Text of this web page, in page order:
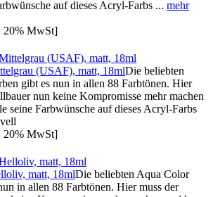
auf dieses Acryl-Farbs ... mehr
20% MwSt]
(USAF), matt, 18mlDie beliebten
gibt es nun in allen 88 Farbtönen. Hier
nun keine Kompromisse mehr machen
seine Farbwünsche auf dieses Acryl-Farbs
20% MwSt]
matt, 18mlDie beliebten Aqua Color
in allen 88 Farbtönen. Hier muss der